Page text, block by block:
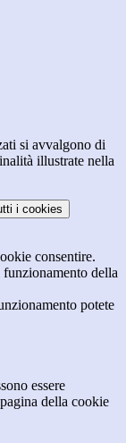
si avvalgono di
illustrate nella
i cookies
consentire.
della
potete
essere
della cookie